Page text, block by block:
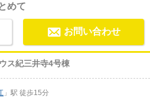
めて
お問い合わせ
ス紀三井寺4号棟
」駅 徒歩15分